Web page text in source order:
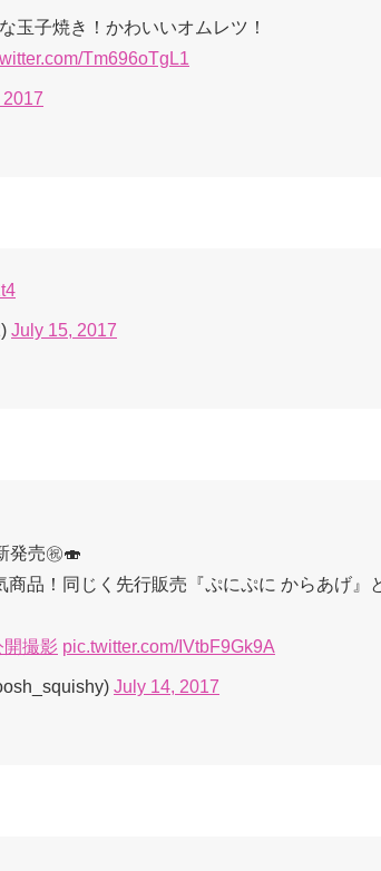
玉子焼き！かわいいオムレツ！
Tm696oTgL1
July 15, 2017
発売㊗️🍣
品！同じく先行販売『ぷにぷに からあげ』
撮影 pic.twitter.com/IVtbF9Gk9A
July 14, 2017